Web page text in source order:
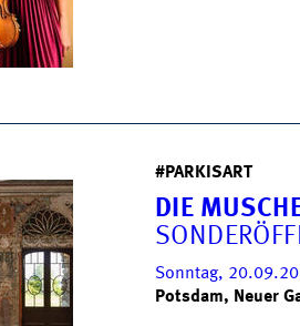
#PARKISART
DIE
Sonntag,
Potsdam, Neuer